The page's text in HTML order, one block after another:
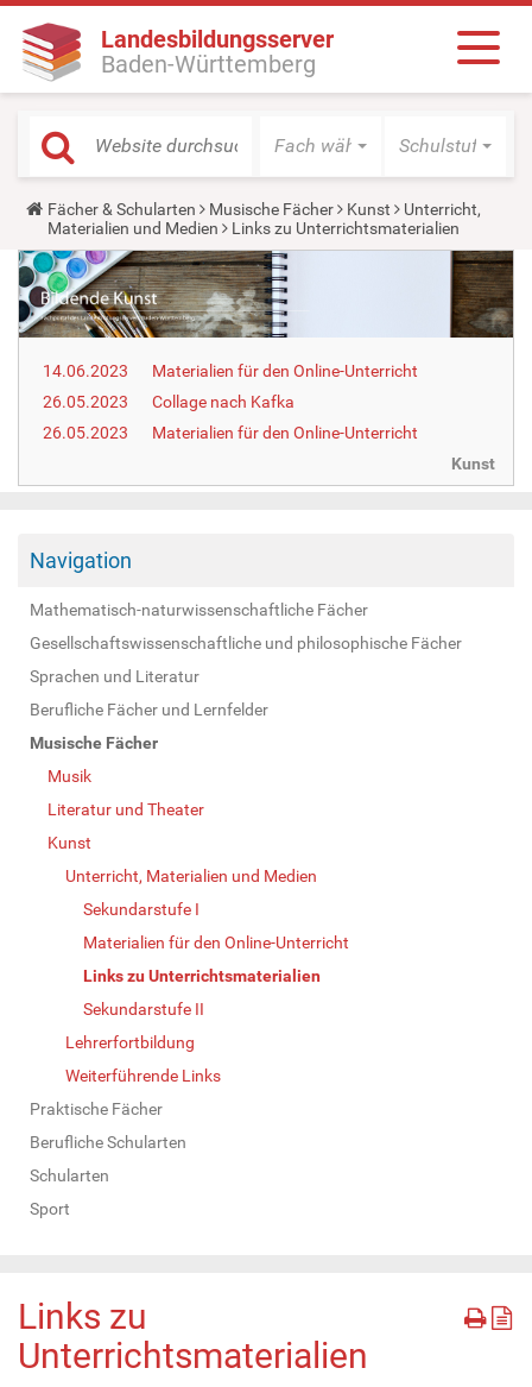
Landesbildungsserver
Baden-Württemberg
Fach wählen Schulstufe
Y
o
u
a
r
e
h
e
e
:
Fächer & Schularten Musische Fächer Kunst
Unterricht,
Materialien und Medien
Links zu Unterrichtsmaterialien
14.06.2023
Materialien für den Online-Unterricht
26.05.2023
Collage nach Kafka
26.05.2023
Materialien für den Online-Unterricht
Kunst
Navigation
Mathematisch-naturwissenschaftliche Fächer
Gesellschaftswissenschaftliche und philosophische Fächer
Sprachen und Literatur
Berufliche Fächer und Lernfelder
Musische Fächer
Musik
Literatur und Theater
Kunst
Unterricht, Materialien und Medien
Sekundarstufe I
Materialien für den Online-Unterricht
Links zu Unterrichtsmaterialien
Sekundarstufe II
Lehrerfortbildung
Weiterführende Links
Praktische Fächer
Berufliche Schularten
Schularten
Sport
Links zu
Unterrichtsmaterialien